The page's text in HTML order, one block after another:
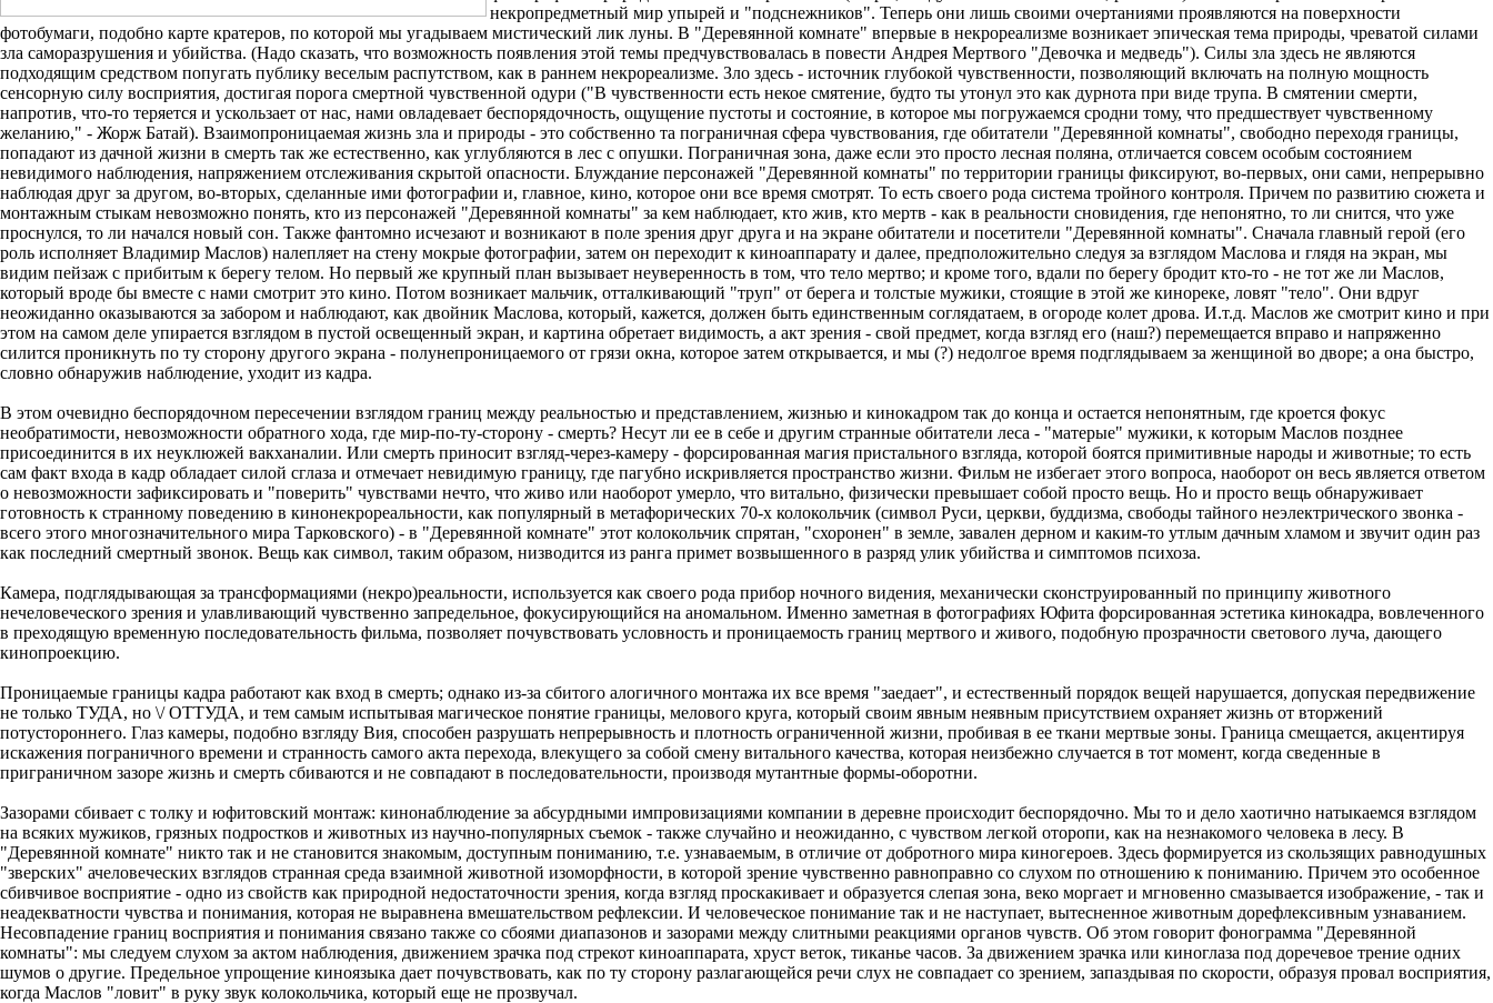
некропредметный мир упырей и "подснежников". Теперь они лишь своими очертаниями проявляются на поверхности
фотобумаги, подобно карте кратеров, по которой мы угадываем мистический лик луны. В "Деревянной комнате" впервые в некрореализме возникает эпическая тема природы, чреватой силами
зла саморазрушения и убийства. (Надо сказать, что возможность появления этой темы предчувствовалась в повести Андрея Мертвого "Девочка и медведь"). Силы зла здесь не являются
подходящим средством попугать публику веселым распутством, как в раннем некрореализме. Зло здесь - источник глубокой чувственности, позволяющий включать на полную мощность
сенсорную силу восприятия, достигая порога смертной чувственной одури ("В чувственности есть некое смятение, будто ты утонул это как дурнота при виде трупа. В смятении смерти,
напротив, что-то теряется и ускользает от нас, нами овладевает беспорядочность, ощущение пустоты и состояние, в которое мы погружаемся сродни тому, что предшествует чувственному
желанию," - Жорж Батай). Взаимопроницаемая жизнь зла и природы - это собственно та пограничная сфера чувствования, где обитатели "Деревянной комнаты", свободно переходя границы,
попадают из дачной жизни в смерть так же естественно, как углубляются в лес с опушки. Пограничная зона, даже если это просто лесная поляна, отличается совсем особым состоянием
невидимого наблюдения, напряжением отслеживания скрытой опасности. Блуждание персонажей "Деревянной комнаты" по территории границы фиксируют, во-первых, они сами, непрерывно
наблюдая друг за другом, во-вторых, сделанные ими фотографии и, главное, кино, которое они все время смотрят. То есть своего рода система тройного контроля. Причем по развитию сюжета и
монтажным стыкам невозможно понять, кто из персонажей "Деревянной комнаты" за кем наблюдает, кто жив, кто мертв - как в реальности сновидения, где непонятно, то ли снится, что уже
проснулся, то ли начался новый сон. Также фантомно исчезают и возникают в поле зрения друг друга и на экране обитатели и посетители "Деревянной комнаты". Сначала главный герой (его
роль исполняет Владимир Маслов) налепляет на стену мокрые фотографии, затем он переходит к киноаппарату и далее, предположительно следуя за взглядом Маслова и глядя на экран, мы
видим пейзаж с прибитым к берегу телом. Но первый же крупный план вызывает неуверенность в том, что тело мертво; и кроме того, вдали по берегу бродит кто-то - не тот же ли Маслов,
который вроде бы вместе с нами смотрит это кино. Потом возникает мальчик, отталкивающий "труп" от берега и толстые мужики, стоящие в этой же кинореке, ловят "тело". Они вдруг
неожиданно оказываются за забором и наблюдают, как двойник Маслова, который, кажется, должен быть единственным соглядатаем, в огороде колет дрова. И.т.д. Маслов же смотрит кино и при
этом на самом деле упирается взглядом в пустой освещенный экран, и картина обретает видимость, а акт зрения - свой предмет, когда взгляд его (наш?) перемещается вправо и напряженно
силится проникнуть по ту сторону другого экрана - полунепроницаемого от грязи окна, которое затем открывается, и мы (?) недолгое время подглядываем за женщиной во дворе; а она быстро,
словно обнаружив наблюдение, уходит из кадра.
В этом очевидно беспорядочном пересечении взглядом границ между реальностью и представлением, жизнью и кинокадром так до конца и остается непонятным, где кроется фокус
необратимости, невозможности обратного хода, где мир-по-ту-сторону - смерть? Несут ли ее в себе и другим странные обитатели леса - "матерые" мужики, к которым Маслов позднее
присоединится в их неуклюжей вакханалии. Или смерть приносит взгляд-через-камеру - форсированная магия пристального взгляда, которой боятся примитивные народы и животные; то есть
сам факт входа в кадр обладает силой сглаза и отмечает невидимую границу, где пагубно искривляется пространство жизни. Фильм не избегает этого вопроса, наоборот он весь является ответом
о невозможности зафиксировать и "поверить" чувствами нечто, что живо или наоборот умерло, что витально, физически превышает собой просто вещь. Но и просто вещь обнаруживает
готовность к странному поведению в кинонекрореальности, как популярный в метафорических 70-х колокольчик (символ Руси, церкви, буддизма, свободы тайного неэлектрического звонка -
всего этого многозначительного мира Тарковского) - в "Деревянной комнате" этот колокольчик спрятан, "схоронен" в земле, завален дерном и каким-то утлым дачным хламом и звучит один раз
как последний смертный звонок. Вещь как символ, таким образом, низводится из ранга примет возвышенного в разряд улик убийства и симптомов психоза.
Камера, подглядывающая за трансформациями (некро)реальности, используется как своего рода прибор ночного видения, механически сконструированный по принципу животного
нечеловеческого зрения и улавливающий чувственно запредельное, фокусирующийся на аномальном. Именно заметная в фотографиях Юфита форсированная эстетика кинокадра, вовлеченного
в преходящую временную последовательность фильма, позволяет почувствовать условность и проницаемость границ мертвого и живого, подобную прозрачности светового луча, дающего
кинопроекцию.
Проницаемые границы кадра работают как вход в смерть; однако из-за сбитого алогичного монтажа их все время "заедает", и естественный порядок вещей нарушается, допуская передвижение
не только ТУДА, но \/ ОТТУДА, и тем самым испытывая магическое понятие границы, мелового круга, который своим явным неявным присутствием охраняет жизнь от вторжений
потустороннего. Глаз камеры, подобно взгляду Вия, способен разрушать непрерывность и плотность ограниченной жизни, пробивая в ее ткани мертвые зоны. Граница смещается, акцентируя
искажения пограничного времени и странность самого акта перехода, влекущего за собой смену витального качества, которая неизбежно случается в тот момент, когда сведенные в
приграничном зазоре жизнь и смерть сбиваются и не совпадают в последовательности, производя мутантные формы-оборотни.
Зазорами сбивает с толку и юфитовский монтаж: кинонаблюдение за абсурдными импровизациями компании в деревне происходит беспорядочно. Мы то и дело хаотично натыкаемся взглядом
на всяких мужиков, грязных подростков и животных из научно-популярных съемок - также случайно и неожиданно, с чувством легкой оторопи, как на незнакомого человека в лесу. В
"Деревянной комнате" никто так и не становится знакомым, доступным пониманию, т.е. узнаваемым, в отличие от добротного мира киногероев. Здесь формируется из скользящих равнодушных
"зверских" ачеловеческих взглядов странная среда взаимной животной изоморфности, в которой зрение чувственно равноправно со слухом по отношению к пониманию. Причем это особенное
сбивчивое восприятие - одно из свойств как природной недостаточности зрения, когда взгляд проскакивает и образуется слепая зона, веко моргает и мгновенно смазывается изображение, - так и
неадекватности чувства и понимания, которая не выравнена вмешательством рефлексии. И человеческое понимание так и не наступает, вытесненное животным дорефлексивным узнаванием.
Несовпадение границ восприятия и понимания связано также со сбоями диапазонов и зазорами между слитными реакциями органов чувств. Об этом говорит фонограмма "Деревянной
комнаты": мы следуем слухом за актом наблюдения, движением зрачка под стрекот киноаппарата, хруст веток, тиканье часов. За движением зрачка или киноглаза под доречевое трение одних
шумов о другие. Предельное упрощение киноязыка дает почувствовать, как по ту сторону разлагающейся речи слух не совпадает со зрением, запаздывая по скорости, образуя провал восприятия,
когда Маслов "ловит" в руку звук колокольчика, который еще не прозвучал.